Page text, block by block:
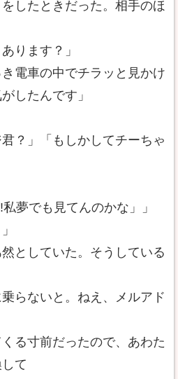
したときだった。相手のほ
ります？」
き電車の中でチラッと見かけ
したんです」
君？」「もしかしてチーちゃ
夢でも見てんのかな」」
としていた。そうしている
乗らないと。ねえ、メルアド
る寸前だったので、あわた
て